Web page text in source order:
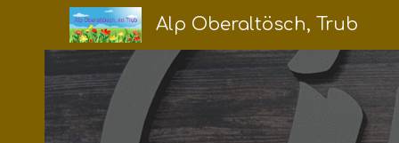
Alp Oberaltösch, Trub